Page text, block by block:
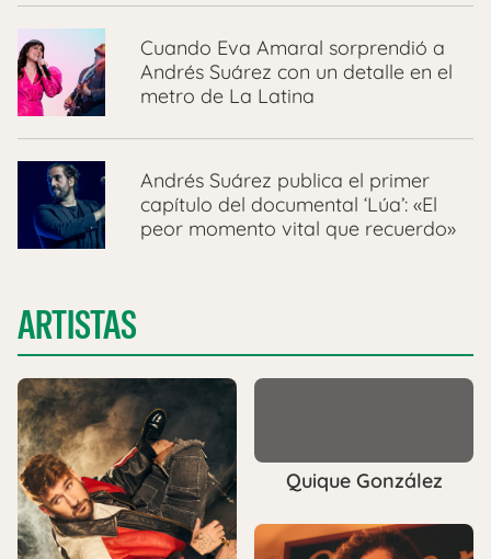
Cuando Eva Amaral sorprendió a
Andrés Suárez con un detalle en el
metro de La Latina
Andrés Suárez publica el primer
capítulo del documental ‘Lúa’: «El
peor momento vital que recuerdo»
ARTISTAS
Quique González